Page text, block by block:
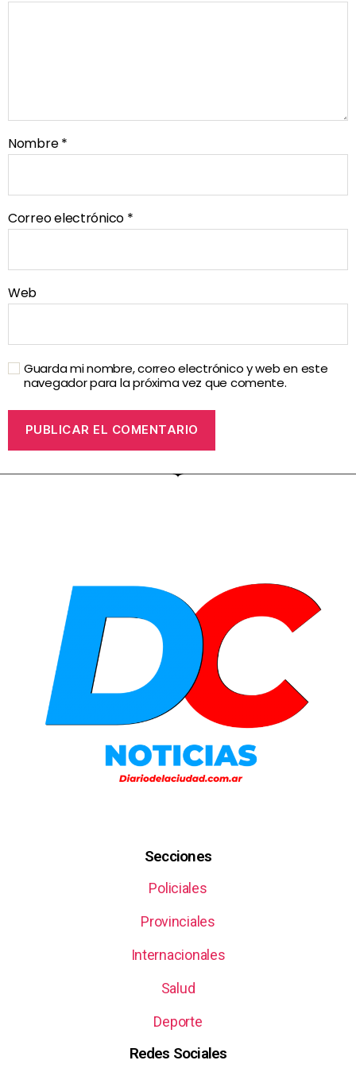
Nombre*
Correo electrónico *
Web
Guarda mi nombre, correo electrónico y web en este
navegador para la próxima vez que comente.
Secciones
Policiales
Provinciales
Internacionales
Salud
Deporte
Redes Sociales